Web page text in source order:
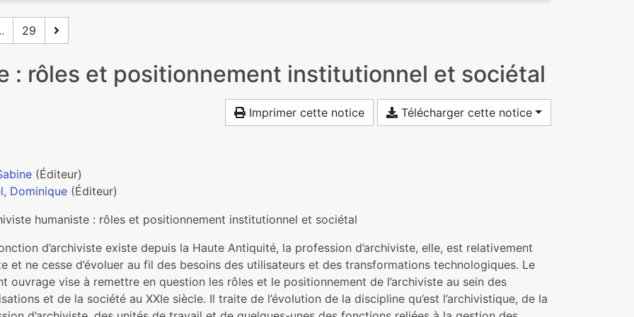
29
: rôles et positionnement institutionnel et sociétal
Imprimer cette notice Télécharger cette notice
(Éditeur)
Dominique (Éditeur)
humaniste : rôles et positionnement institutionnel et sociétal
d’archiviste existe depuis la Haute Antiquité, la profession d’archiviste, elle, est relativement
et ne cesse d’évoluer au fil des besoins des utilisateurs et des transformations technologiques. Le
ouvrage vise à remettre en question les rôles et le positionnement de l’archiviste au sein des
et de la société au XXIe siècle. Il traite de l’évolution de la discipline qu’est l’archivistique, de la